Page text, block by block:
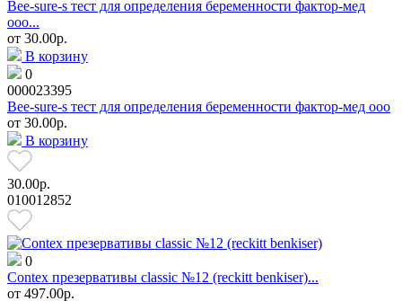
Bee-sure-s тест для определения беременности фактор-мед
ооо...
от 30.00р.
В корзину
0
000023395
Bee-sure-s тест для определения беременности фактор-мед ооо
от 30.00р.
В корзину
30.00р.
010012852
0
Contex презервативы classic №12 (reckitt benkiser)...
от 497.00р.